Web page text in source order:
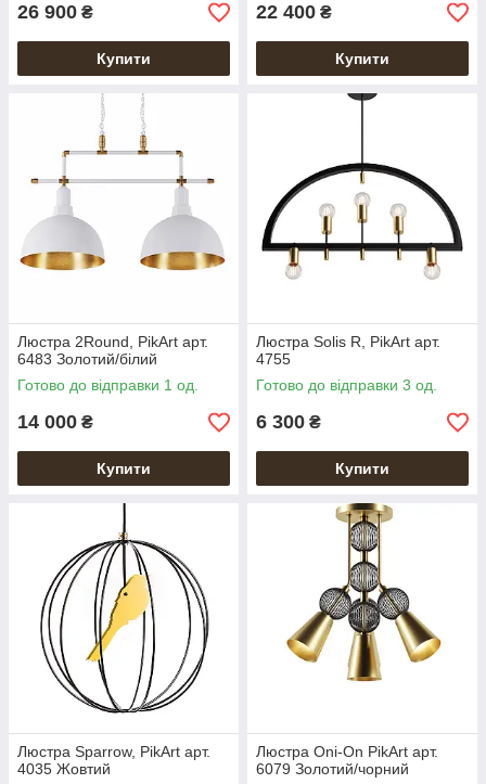
26 900 ₴
Купити
22 400 ₴
Купити
Люстра 2Round, PikArt арт.
6483 Золотий/білий
Готово до відправки 1 од.
14 000 ₴
Купити
Люстра Solis R, PikArt арт.
4755
Готово до відправки 3 од.
6 300 ₴
Купити
Люстра Sparrow, PikArt арт.
4035 Жовтий
Люстра Oni-On PikArt арт.
6079 Золотий/чорний